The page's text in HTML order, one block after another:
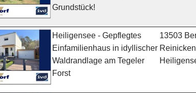
Grundstück!
Heiligensee - Gepflegtes
Einfamilienhaus in idyllischer
Waldrandlage am Tegeler
Forst
13503